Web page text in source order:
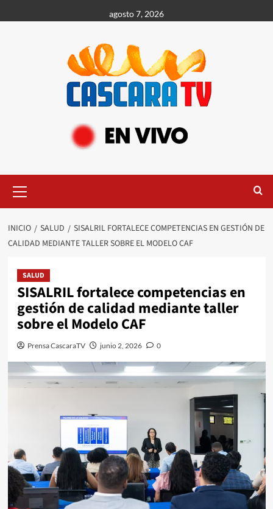
agosto 7, 2026
INICIO SALUD
SISALRIL FORTALECE COMPETENCIAS EN GESTIÓN DE
CALIDAD MEDIANTE TALLER SOBRE EL MODELO CAF
SALUD
SISALRIL fortalece competencias en
gestión de calidad mediante taller
sobre el Modelo CAF
Prensa CascaraTV junio 2, 2026 0